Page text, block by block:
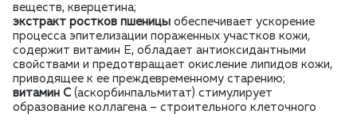
веществ, кверцетина;
экстракт ростков пшеницы обеспечивает ускорение
процесса эпителизации пораженных участков кожи,
содержит витамин Е, обладает антиоксидантными
свойствами и предотвращает окисление липидов кожи,
приводящее к ее преждевременному старению;
витамин С (аскорбинпальмитат) стимулирует
образование коллагена – строительного клеточного